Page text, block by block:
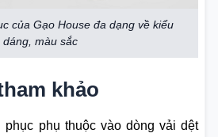
của Gạo House đa dạng về kiểu
dáng, màu sắc
khảo
phụ thuộc vào dòng vải dệt